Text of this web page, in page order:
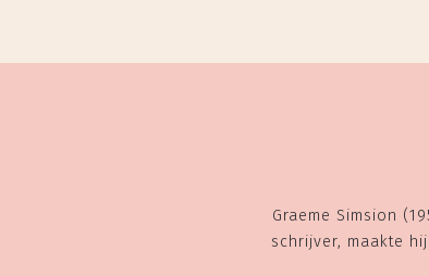
Graeme Simsion
schrijver, maakte